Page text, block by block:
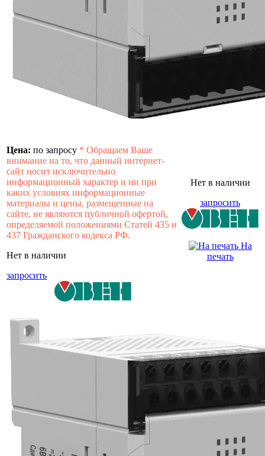
Цена: по запросу * Обращаем Ваше
внимание на то, что данный интернет-
сайт носит исключительно
информационный характер и ни при
каких условиях информационные
материалы и цены, размещенные на
сайте, не являются публичной офертой,
определяемой положениями Статей 435 и
437 Гражданского кодекса РФ.
Нет в наличии
запросить
Нет в наличии
запросить
На
печать